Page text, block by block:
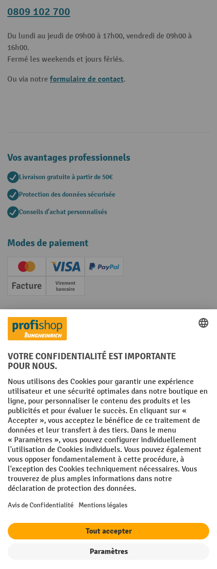
0809 102 700
Du lundi au jeudi de 09h00 à 17h00, vendredi de 09h00 à
16h00.
Fermé les weekends et jours fériés.
Ou via notre formulaire de contact.
Vos avantages professionnels
Livraison gratuite à partir de 50€
Protection des données sécurisée
Conseils d'achat personnalisés
Modes de paiement
Creditcard (Master)Creditcard (Visa)
PayPal
Facture Paiement anticipé
Réseaux sociaux
Facebook
YouTube
LinkedInInstagram
Conditions générales Mentions légales
Protection des Données Politique de cookies
All prices excl. VAT plusshipping costsand possible delivery charges,
if not stated otherwise.
¹ La remise est valable jusqu'à épuisement des stocks. La remise ne
s'applique pas aux prix spéciaux. Il n'est pas possible de le combiner
avec d'autres réductions en pourcentage ou bons de réduction. | ² Une
réduction unique est offerte lors de la première inscription à la
toute commande d'un montant net minimum de 250 €. Le pourcentage
jusqu'à 10 %. Les transpalettes électriques, les gerbeurs électriques,
les chariots élévateurs électriques et l'outillage sont exclus de cette